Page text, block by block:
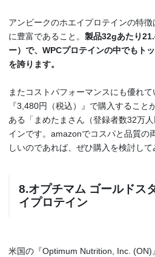
アンビークのホエイプロテインの特
に豊富であること。製品32gあたり
ー）で、WPCプロテインの中でもト
を誇ります。
またコストパフォーマンスにも優れ
『3,480円（税込）』で購入するこ
ある「まめたまさん（登録者数32万
インです。amazonでコスパと品質の
しいのであれば、ぜひ購入を検討して
8.オプチマム ゴールドス
イプロテイン
米国の『Optimum Nutrition, Inc. (ON)